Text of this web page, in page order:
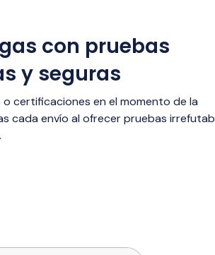
con pruebas
y seguras
certificaciones en el momento de la
cada envío al ofrecer pruebas